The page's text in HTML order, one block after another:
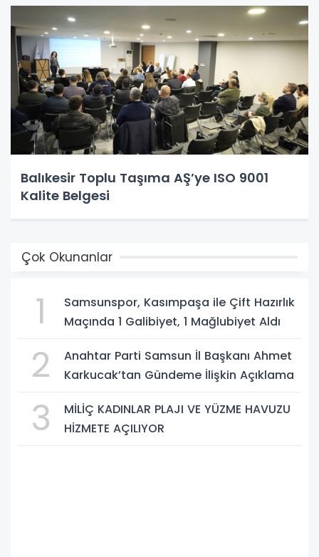
Balıkesir Toplu Taşıma AŞ’ye ISO 9001
Kalite Belgesi
Çok Okunanlar
1
Samsunspor, Kasımpaşa ile Çift Hazırlık
Maçında 1 Galibiyet, 1 Mağlubiyet Aldı
2
Anahtar Parti Samsun İl Başkanı Ahmet
Karkucak’tan Gündeme İlişkin Açıklama
3
MİLİÇ KADINLAR PLAJI VE YÜZME HAVUZU
HİZMETE AÇILIYOR